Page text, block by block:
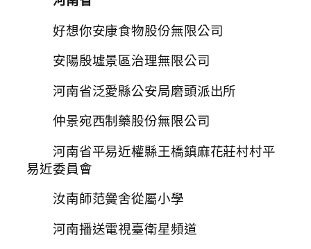
好想你安康食物股份無限公司
安陽殷墟景區治理無限公司
河南省泛愛縣公安局磨頭派出所
仲景宛西制藥股份無限公司
河南省平易近權縣王橋鎮麻花莊村村平
易近委員會
汝南師范黌舍從屬小學
河南播送電視臺衛星頻道